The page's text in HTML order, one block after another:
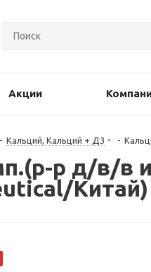
Акции
- Кальций, Кальций + Д3 -
р д/в/в
Китай)